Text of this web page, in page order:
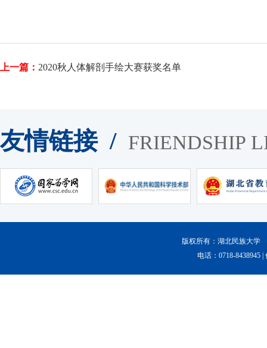
上一篇： 2020秋人体解剖手绘大赛获奖名单
友情链接 / FRIENDSHIP
版权所有：湖北民族大学
电话：0718-8438945